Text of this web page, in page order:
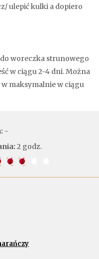
ulepić kulki a dopiero
woreczka strunowego
w ciągu 2-4 dni. Można
maksymalnie w ciągu
-
2 godz.